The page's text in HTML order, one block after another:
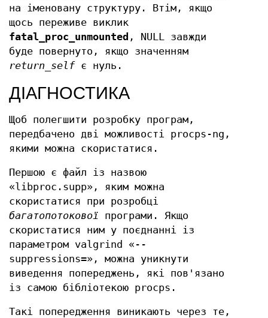
на іменовану структуру. Втім, якщо
щось переживе виклик
fatal_proc_unmounted , NULL завжди
буде повернуто, якщо значенням
return_selfє нуль.
ДІАГНОСТИКА
Щоб полегшити розробку програм,
передбачено дві можливості procps-ng,
якими можна скористатися.
Першою є файл із назвою
«libproc.supp», яким можна
скористатися при розробці
багатопотокової програми. Якщо
скористатися ним у поєднанні із
параметром valgrind «--
suppressions=», можна уникнути
виведення попереджень, які пов'язано
із самою бібліотекою procps.
Такі попередження виникають через те,